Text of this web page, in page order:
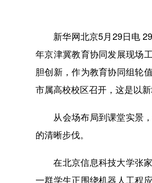
新华网北京5月29日电 29
年京津冀教育协同发展现场
胆创新，作为教育协同组轮
市属高校校区召开，这是以
从会场布局到课堂实景，
的清晰步伐。
在北京信息科技大学张家
一群学生正围绕机器人工程